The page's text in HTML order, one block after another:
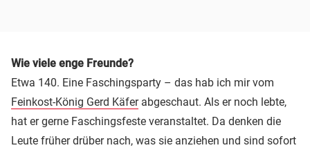
Wie viele enge Freunde?
Etwa 140. Eine Faschingsparty – das hab ich mir vom
Feinkost-König Gerd Käferabgeschaut. Als er noch lebte,
hat er gerne Faschingsfeste veranstaltet. Da denken die
Leute früher drüber nach, was sie anziehen und sind sofort